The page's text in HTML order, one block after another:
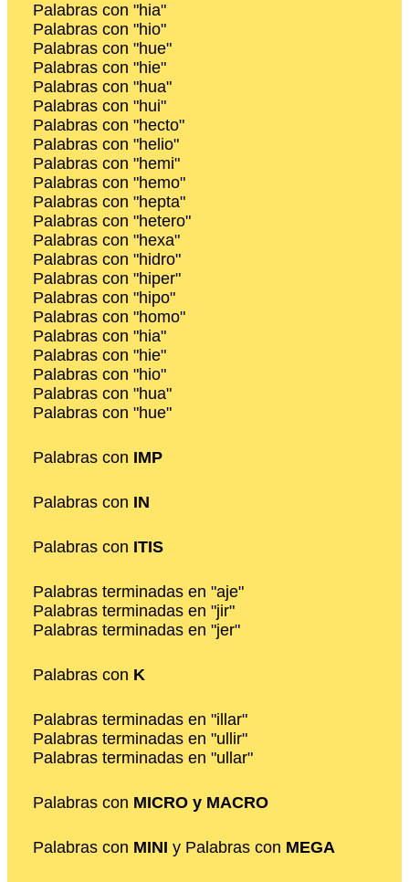
Palabras con "hia"
Palabras con "hio"
Palabras con "hue"
Palabras con "hie"
Palabras con "hua"
Palabras con "hui"
Palabras con "hecto"
Palabras con "helio"
Palabras con "hemi"
Palabras con "hemo"
Palabras con "hepta"
Palabras con "hetero"
Palabras con "hexa"
Palabras con "hidro"
Palabras con "hiper"
Palabras con "hipo"
Palabras con "homo"
Palabras con "hia"
Palabras con "hie"
Palabras con "hio"
Palabras con "hua"
Palabras con "hue"
Palabras con IMP
Palabras con IN
Palabras con ITIS
Palabras terminadas en "aje"
Palabras terminadas en "jir"
Palabras terminadas en "jer"
Palabras con K
Palabras terminadas en "illar"
Palabras terminadas en "ullir"
Palabras terminadas en "ullar"
Palabras con MICRO y MACRO
Palabras con MINI y Palabras con MEGA